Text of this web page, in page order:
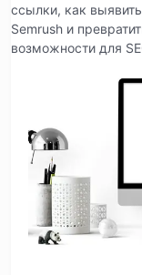
ссылки, как
Semrush и
возможности для